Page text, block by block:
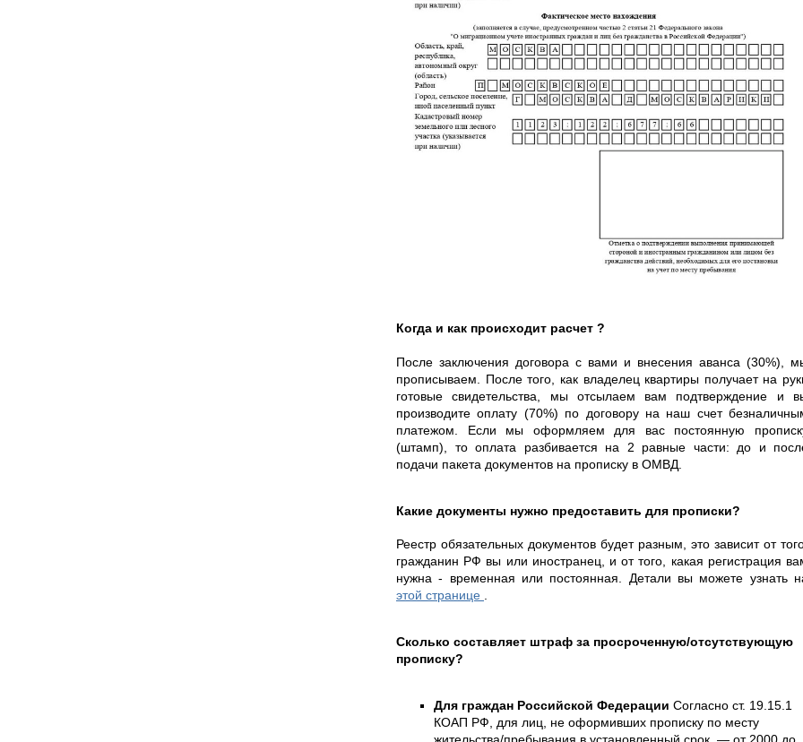
Когда и как происходит расчет ?
После заключения договора с вами и внесения аванса (30%),
прописываем. После того, как владелец квартиры получает на
готовые свидетельства, мы отсылаем вам подтверждение и
производите оплату (70%) по договору на наш счет
платежом. Если мы оформляем для вас постоянную
(штамп), то оплата разбивается на 2 равные части: до и
подачи пакета документов на прописку в ОМВД.
Какие документы нужно предоставить для прописки?
Реестр обязательных документов будет разным, это зависит от
гражданин РФ вы или иностранец, и от того, какая регистрация
нужна - временная или постоянная. Детали вы можете узнать
этой странице .
Сколько составляет штраф за просроченную/отсутствующую
прописку?
Для граждан Российской Федерации Согласно ст. 19.15.1
КОАП РФ, для лиц, не оформивших прописку по месту
жительства/пребывания в установленный срок, — от 2000 до